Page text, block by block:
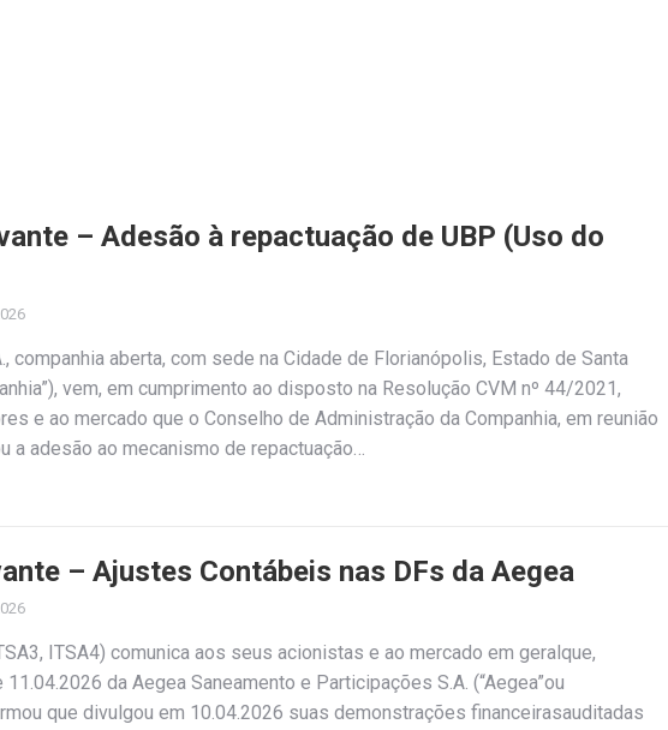
– Adesão à repactuação de UBP (Uso do
companhia aberta, com sede na Cidade de Florianópolis, Estado de Santa
vem, em cumprimento ao disposto na Resolução CVM nº 44/2021,
e ao mercado que o Conselho de Administração da Companhia, em reunião
a adesão ao mecanismo de repactuação…
– Ajustes Contábeis nas DFs da Aegea
ITSA4) comunica aos seus acionistas e ao mercado em geralque,
da Aegea Saneamento e Participações S.A. (“Aegea”ou
que divulgou em 10.04.2026 suas demonstrações financeirasauditadas